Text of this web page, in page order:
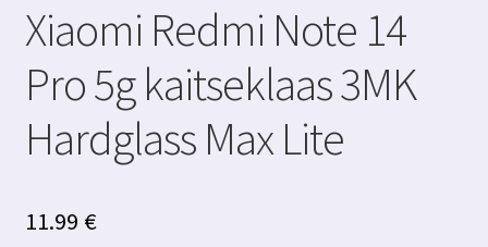
Xiaomi Redmi Note 14
Pro 5g kaitseklaas 3MK
Hardglass Max Lite
11.99 €